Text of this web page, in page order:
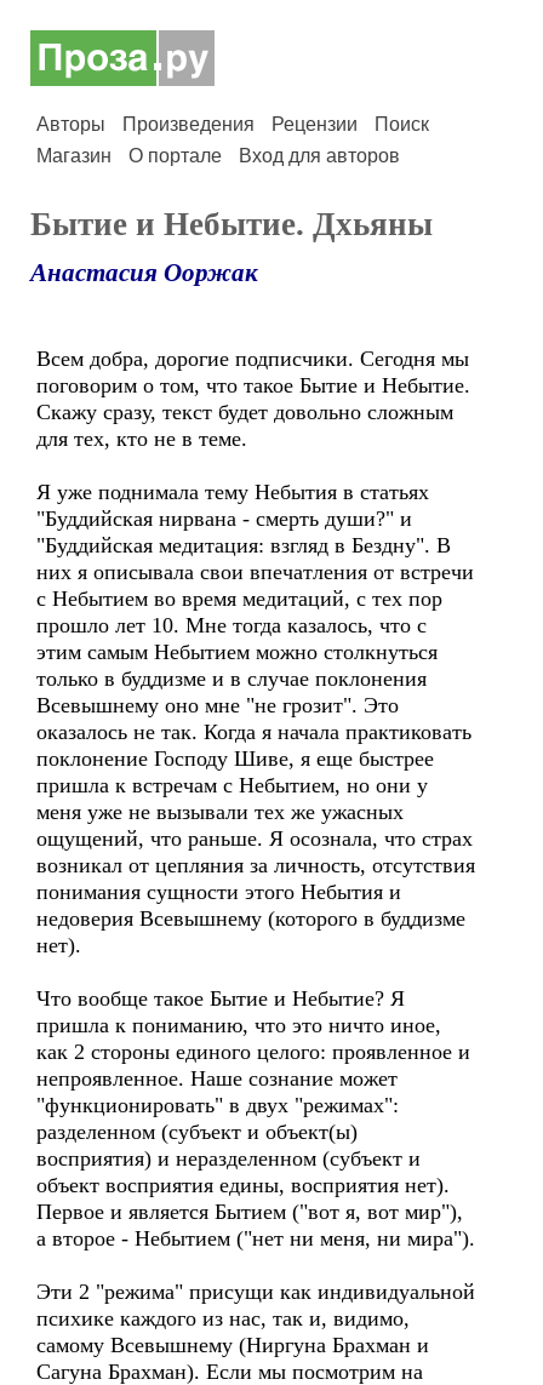
Авторы Произведения Рецензии
Поиск
Магазин
О портале Вход для авторов
Бытие и Небытие. Дхьяны
Анастасия Ооржак
Всем добра, дорогие подписчики. Сегодня мы
поговорим о том, что такое Бытие и Небытие.
Скажу сразу, текст будет довольно сложным
для тех, кто не в теме.
Я уже поднимала тему Небытия в статьях
"Буддийская нирвана - смерть души?" и
"Буддийская медитация: взгляд в Бездну". В
них я описывала свои впечатления от встречи
с Небытием во время медитаций, с тех пор
прошло лет 10. Мне тогда казалось, что с
этим самым Небытием можно столкнуться
только в буддизме и в случае поклонения
Всевышнему оно мне "не грозит". Это
оказалось не так. Когда я начала практиковать
поклонение Господу Шиве, я еще быстрее
пришла к встречам с Небытием, но они у
меня уже не вызывали тех же ужасных
ощущений, что раньше. Я осознала, что страх
возникал от цепляния за личность, отсутствия
понимания сущности этого Небытия и
недоверия Всевышнему (которого в буддизме
нет).
Что вообще такое Бытие и Небытие? Я
пришла к пониманию, что это ничто иное,
как 2 стороны единого целого: проявленное и
непроявленное. Наше сознание может
"функционировать" в двух "режимах":
разделенном (субъект и объект(ы)
восприятия) и неразделенном (субъект и
объект восприятия едины, восприятия нет).
Первое и является Бытием ("вот я, вот мир"),
а второе - Небытием ("нет ни меня, ни мира").
Эти 2 "режима" присущи как индивидуальной
психике каждого из нас, так и, видимо,
самому Всевышнему (Ниргуна Брахман и
Сагуна Брахман). Если мы посмотрим на